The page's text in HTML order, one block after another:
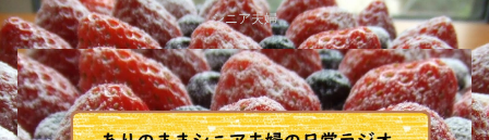
シニア夫婦